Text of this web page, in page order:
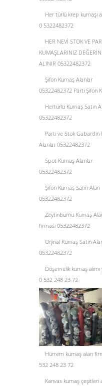
Her türlü krep kumaşı
0 5322482372
HER NEVİ STOK VE
KUMAŞLARINIZ
ALINIR 05322482372
Şifon Kumaş Alanlar
05322482372 Parti Şifon
Hertürlü Kumaş Satın
05322482372
Parti ve Stok Gabardin
Alanlar 05322482372
Spot Kumaş Alanlar
05322482372
Şifon Kumaş Satın Alan
05322482372
Zeytinburnu Kumaş
firması 05322482372
Orjinal Kumaş Satın
05322482372
Döşemelik kumaş alımı
0 532 248 23 72
Hürrem kumaş alan
532 248 23 72
Kanvas kumaş çeşitleri